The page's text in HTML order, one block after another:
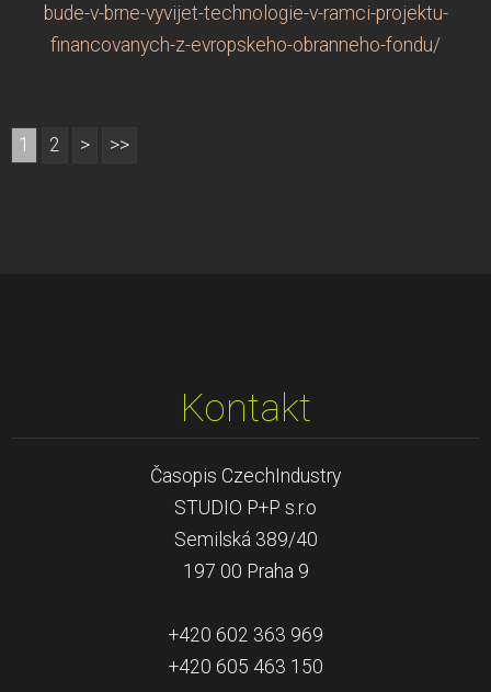
bude-v-brne-vyvijet-technologie-v-ramci-projektu-
financovanych-z-evropskeho-obranneho-fondu/
1 2 > >>
Kontakt
Časopis CzechIndustry
STUDIO P+P s.r.o
Semilská 389/40
197 00 Praha 9
+420 602 363 969
+420 605 463 150